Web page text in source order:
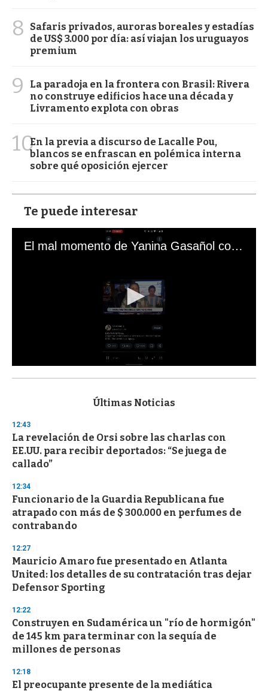
8
Safaris privados, auroras boreales y estadías
de US$ 3.000 por día: así viajan los uruguayos
premium
9
La paradoja en la frontera con Brasil: Rivera
no construye edificios hace una década y
Livramento explota con obras
10En la previa a discurso de Lacalle Pou,
blancos se enfrascan en polémica interna
sobre qué oposición ejercer
Te puede interesar
El mal momento de Yanina Gasañol con un hincha argentino en "Subrayado"
s
d
s
o
f
3
s
e
c
o
n
Últimas Noticias
12:43
La revelación de Orsi sobre las charlas con
EE.UU. para recibir deportados: “Se juega de
callado”
12:34
Funcionario de la Guardia Republicana fue
atrapado con más de $ 300.000 en perfumes de
contrabando
12:27
Mauricio Amaro fue presentado en Atlanta
United: los detalles de su contratación tras dejar
Defensor Sporting
12:22
Construyen en Sudamérica un "río de hormigón"
de 145 km para terminar con la sequía de
millones de personas
12:18
El preocupante presente de la mediática